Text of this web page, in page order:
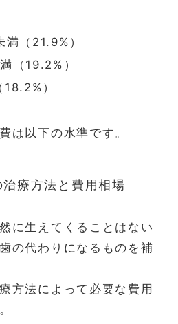
（21.9%）
（19.2%）
）
は以下の水準です。
療方法と費用相場
に生えてくることはない
の代わりになるものを補
方法によって必要な費用